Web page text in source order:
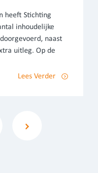
heeft Stichting
inhoudelijke
naast
uitleg. Op de
Lees Verder